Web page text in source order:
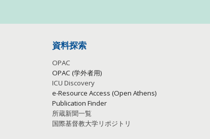
資料探索
OPAC
OPAC (学外者用)
ICU Discovery
e-Resource Access (Open Athens)
Publication Finder
所蔵新聞一覧
国際基督教大学リポジトリ